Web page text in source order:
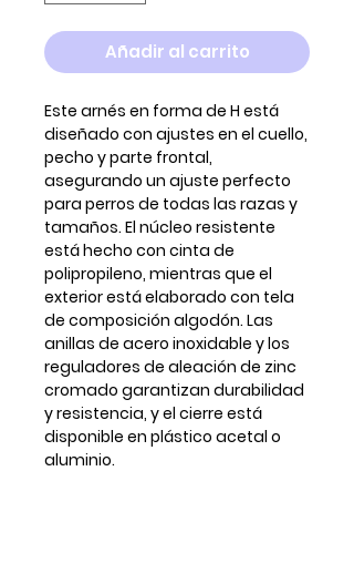
Añadir al carrito
Este arnés en forma de H está
diseñado con ajustes en el cuello,
pecho y parte frontal,
asegurando un ajuste perfecto
para perros de todas las razas y
tamaños. El núcleo resistente
está hecho con cinta de
polipropileno, mientras que el
exterior está elaborado con tela
de composición algodón. Las
anillas de acero inoxidable y los
reguladores de aleación de zinc
cromado garantizan durabilidad
y resistencia, y el cierre está
disponible en plástico acetal o
aluminio.